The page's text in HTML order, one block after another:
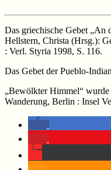
Das griechische Gebet „An
Hellstern, Christa (Hrsg.):
: Verl. Styria 1998, S. 116.
Das Gebet der Pueblo-
„Bewölkter Himmel“
Wanderung, Berlin : Insel